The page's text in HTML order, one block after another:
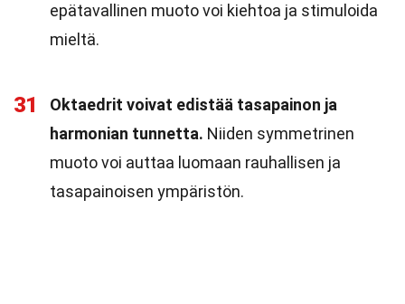
epätavallinen muoto voi kiehtoa ja stimuloida
mieltä.
31
Oktaedrit voivat edistää tasapainon ja
harmonian tunnetta. Niiden symmetrinen
muoto voi auttaa luomaan rauhallisen ja
tasapainoisen ympäristön.